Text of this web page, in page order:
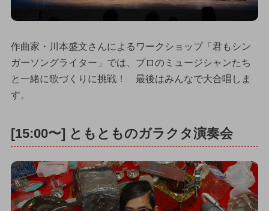
作曲家・川本盛文さんによるワークショップ「君もシン
ガーソングライター」では、プロのミュージシャンたち
と一緒に歌づくりに挑戦！ 最後はみんなで大合唱しま
す。
[15:00〜] ともとものガラクタ演奏会